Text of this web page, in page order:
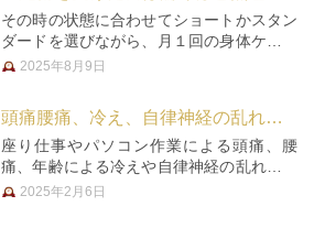
その時の状態に合わせてショートかスタン
ダードを選びながら、月１回の身体ケアで
通院されている６０代の女性に、推薦文を
っていた循環器系がきれいに巡っ…
2025年8月9日
頭痛腰痛、冷え、自律神経の乱れでご来院されている方に推薦文を頂きました☆
座り仕事やパソコン作業による頭痛、腰
痛、年齢による冷えや自律神経の乱れのケ
アで通われている患者様から、推薦文を頂
2025年2月6日